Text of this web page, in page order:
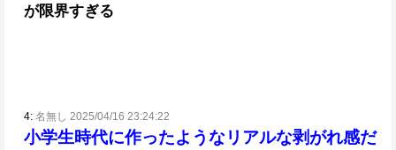
が限界すぎる
4: 名無し 2025/04/16 23:24:22
小学生時代に作ったようなリアルな剥がれ感だ